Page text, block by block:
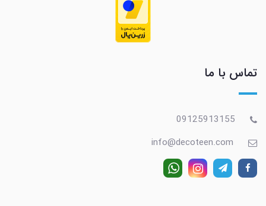
تماس با ما